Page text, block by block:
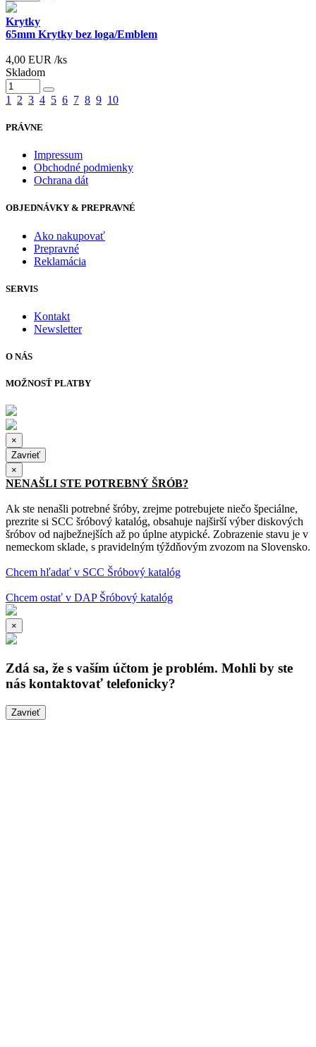
Krytky
65mm Krytky bez loga/Emblem
4,00 EUR /ks
Skladom
1 2 3 4 5 6 7 8 9 10
PRÁVNE
Impressum
Obchodné podmienky
Ochrana dát
OBJEDNÁVKY & PREPRAVNÉ
Ako nakupovať
Prepravné
Reklamácia
SERVIS
Kontakt
Newsletter
O NÁS
MOŽNOSŤ PLATBY
×
Zavrieť
×
NENAŠLI STE POTREBNÝ ŠRÓB?
Ak ste nenašli potrebné šróby, zrejme potrebujete niečo špeciálne,
prezrite si SCC šróbový katalóg, obsahuje najširší výber diskových
šróbov od najbežnejších až po úplne atypické. Zobrazenie stavu je v
nemeckom sklade, s pravidelným týždňovým zvozom na Slovensko.
Chcem hľadať v SCC Šróbový katalóg
Chcem ostať v DAP Šróbový katalóg
×
Zdá sa, že s vaším účtom je problém. Mohli by ste
nás kontaktovať telefonicky?
Zavrieť